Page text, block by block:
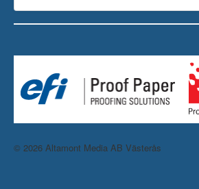
© 2026 Altamont Media AB Västerås